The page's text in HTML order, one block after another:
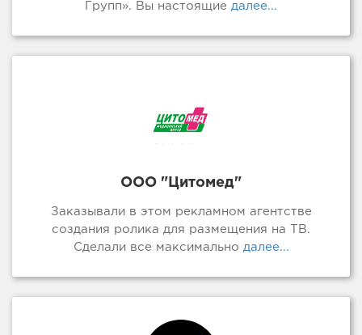
Групп». Вы настоящие далее...
ООО "Цитомед"
Заказывали в этом рекламном агентстве
создания ролика для размещения на ТВ.
Сделали все максимально далее...